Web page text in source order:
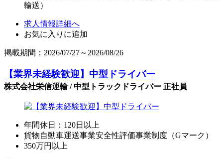
輸送）
求人情報詳細へ
お気に入りに追加
掲載期間：2026/07/27～2026/08/26
【業界未経験歓迎】中型ドライバー
株式会社栄信運輸 / 中型トラックドライバー 正社員
年間休日：120日以上
貨物自動車運送事業安全性評価事業制度（Gマーク）
350万円以上